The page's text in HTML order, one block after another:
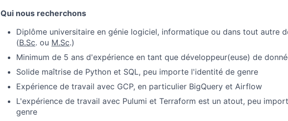
Qui nous recherchons
Diplôme universitaire en génie logiciel, informatique ou dans tout autre
(B.Sc. ou M.Sc.)
Minimum de 5 ans d'expérience en tant que développeur(euse) de
Solide maîtrise de Python et SQL, peu importe l'identité de genre
Expérience de travail avec GCP, en particulier BigQuery et Airflow
L'expérience de travail avec Pulumi et Terraform est un atout, peu
genre